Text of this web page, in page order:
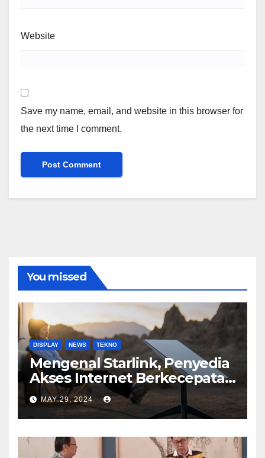
Website
Save my name, email, and website in this browser for
the next time I comment.
You missed
DISPLAY NEWS TEKNO
Mengenal Starlink, Penyedia
Akses Internet Berkecepatan
Tinggi
MAY 29, 2024